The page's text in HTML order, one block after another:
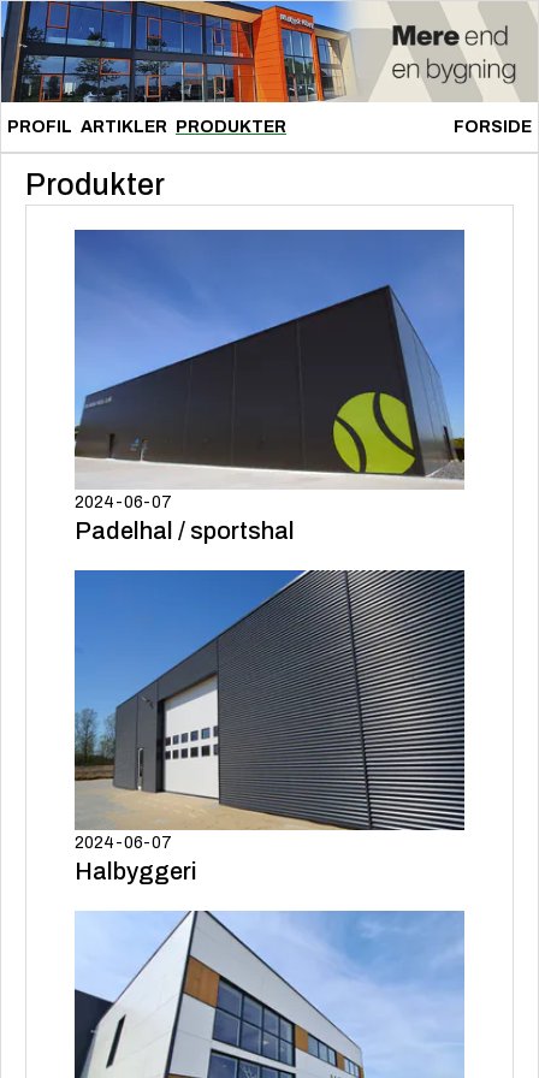
PROFIL ARTIKLER PRODUKTER FORSIDE
Produkter
2024-06-07
Padelhal / sportshal
2024-06-07
Halbyggeri